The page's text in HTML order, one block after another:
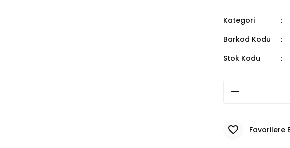
Kategori
Barkod Kodu
Stok Kodu